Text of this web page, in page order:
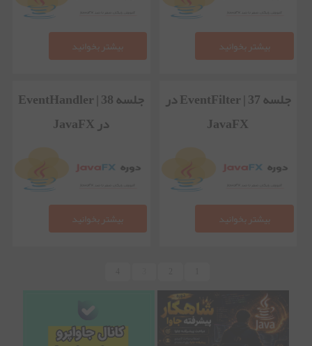
بیشتر بخوانید بیشتر بخوانید
جلسه 37 | EventFilter در
JavaFX
بیشتر بخوانید
جلسه 38 | EventHandler
در JavaFX
بیشتر بخوانید